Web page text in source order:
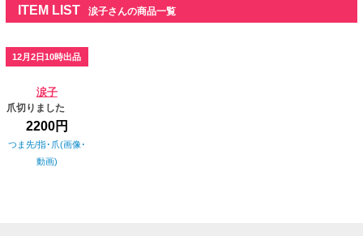
ITEM LIST 涙子さんの商品一覧
12月2日10時出品
涙子
爪切りました
2200円
つま先/指･爪(画像･
動画)